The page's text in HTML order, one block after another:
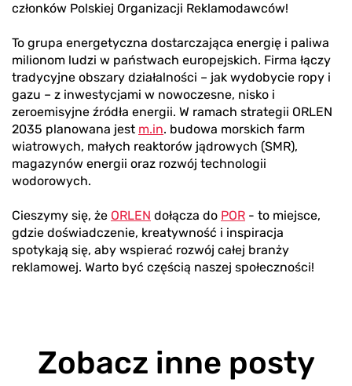
członków Polskiej Organizacji Reklamodawców!
To grupa energetyczna dostarczająca energię i paliwa
milionom ludzi w państwach europejskich. Firma łączy
tradycyjne obszary działalności – jak wydobycie ropy i
gazu – z inwestycjami w nowoczesne, nisko i
zeroemisyjne źródła energii. W ramach strategii ORLEN
2035 planowana jest m.in. budowa morskich farm
wiatrowych, małych reaktorów jądrowych (SMR),
magazynów energii oraz rozwój technologii
wodorowych.
Cieszymy się, że ORLEN dołącza do POR - to miejsce,
gdzie doświadczenie, kreatywność i inspiracja
spotykają się, aby wspierać rozwój całej branży
reklamowej. Warto być częścią naszej społeczności!
Zobacz inne posty